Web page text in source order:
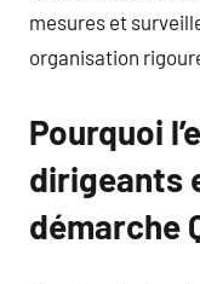
mesures et
organisation
Pourquoi
dirigeants
démarche